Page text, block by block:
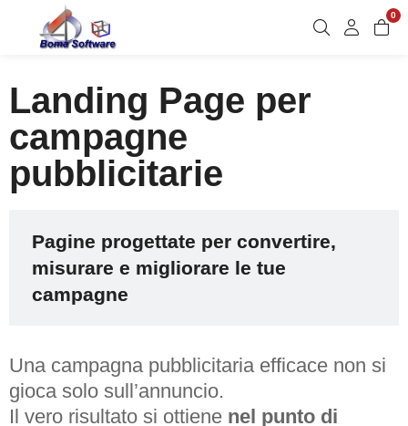
0
Landing Page per
campagne
pubblicitarie
Pagine progettate per convertire,
misurare e migliorare le tue
campagne
Una campagna pubblicitaria efficace non si
gioca solo sull’annuncio.
Il vero risultato si ottiene nel punto di